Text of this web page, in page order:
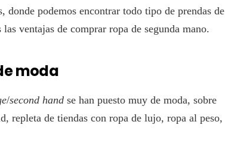
podemos encontrar todo tipo de prendas de
las ventajas de comprar ropa de segunda mano.
moda
/second hand se han puesto muy de moda, sobre
repleta de tiendas con ropa de lujo, ropa al peso,